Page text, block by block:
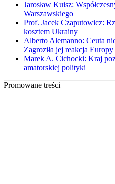
Jarosław Kuisz:
Warszawskiego
Prof. Jacek Czaputowicz:
kosztem Ukrainy
Alberto Alemanno: Ceuta
Zagroziła jej reakcja Europy
Marek A. Cichocki: Kraj
amatorskiej polityki
Promowane treści